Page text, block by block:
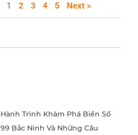
1 2 3 4 5 Next »
Hành Trình Khám Phá Biển Số
99 Bắc Ninh Và Những Câu